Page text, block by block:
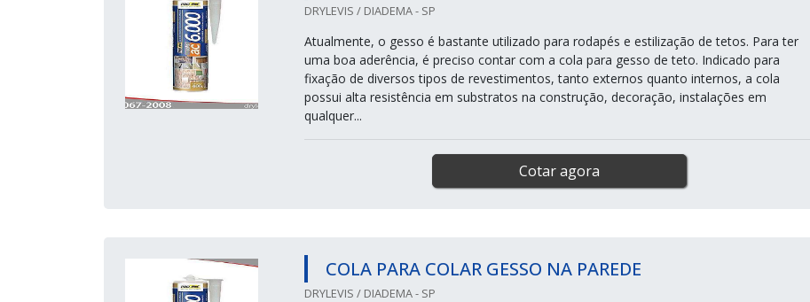
DRYLEVIS / DIADEMA - SP
Atualmente, o gesso é bastante utilizado para rodapés e estilização de tetos. Para ter
uma boa aderência, é preciso contar com a cola para gesso de teto. Indicado para
fixação de diversos tipos de revestimentos, tanto externos quanto internos, a cola
possui alta resistência em substratos na construção, decoração, instalações em
qualquer...
Cotar agora
COLA PARA COLAR GESSO NA PAREDE
DRYLEVIS / DIADEMA - SP